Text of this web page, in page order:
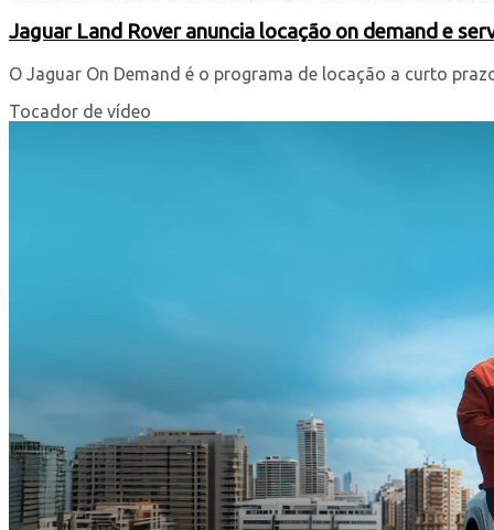
Jaguar Land Rover anuncia locação on demand e
O Jaguar On Demand é o programa de locação a curto
Tocador de vídeo